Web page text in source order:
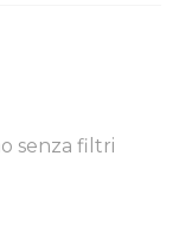
senza filtri